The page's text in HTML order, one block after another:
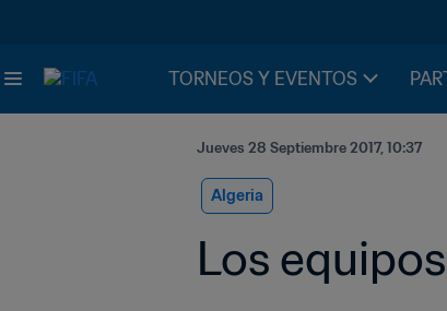
TORNEOS Y EVENTOS
Jueves 28 Septiembre 2017, 10:37
Algeria
Los